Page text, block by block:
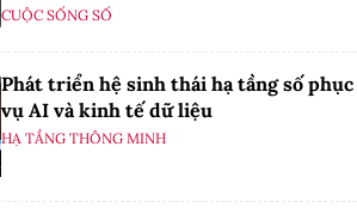
CUỘC SỐNG SỐ
Phát triển hệ sinh thái hạ tầng số phục
vụ AI và kinh tế dữ liệu
HẠ TẦNG THÔNG MINH